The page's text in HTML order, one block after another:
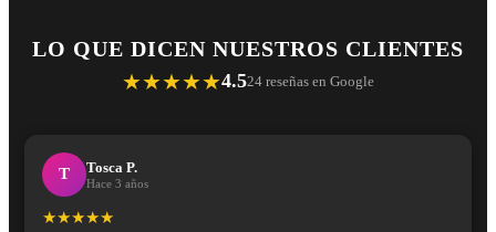
LO QUE DICEN NUESTROS CLIENTES
★★★★★4.524 reseñas en Google
T Tosca P.
Hace 3 años
★★★★★